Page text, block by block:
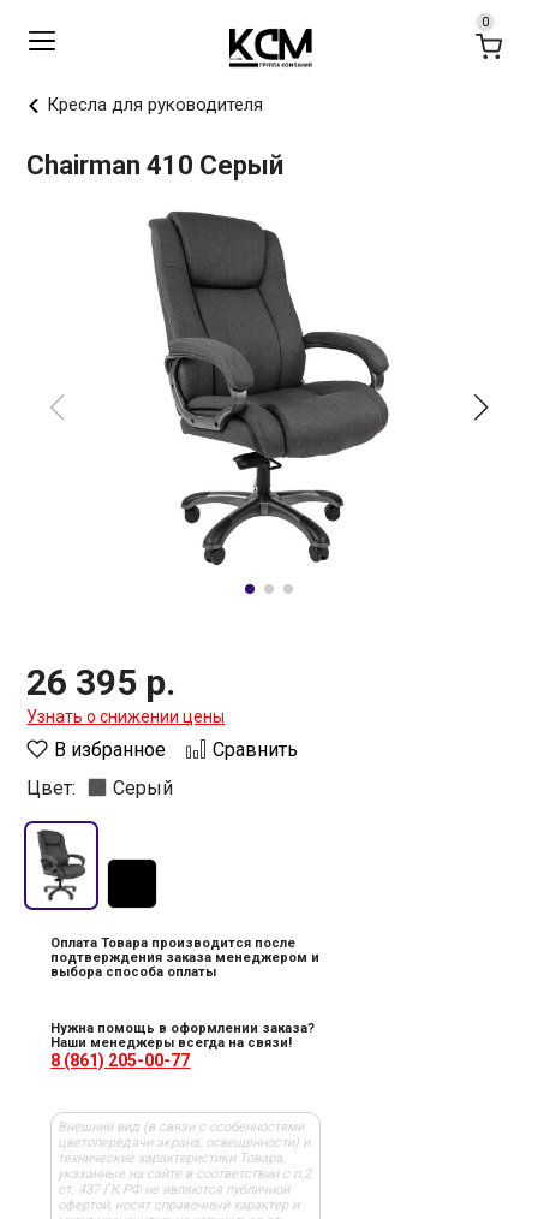
Кресла для руководителя
Chairman 410 Серый
26 395 р.
Узнать о снижении цены
В избранное
Сравнить
Цвет:
Серый
Оплата Товара производится после
подтверждения заказа менеджером и
выбора способа оплаты
Нужна помощь в оформлении заказа?
Наши менеджеры всегда на связи!
8 (861) 205-00-77
Внешний вид (в связи с особенностями
цветопередачи экрана, освещенности) и
технические характеристики Товара,
указанные на сайте в соответствии с п.2
ст. 437 ГК РФ не являются публичной
офертой, носят справочный характер и